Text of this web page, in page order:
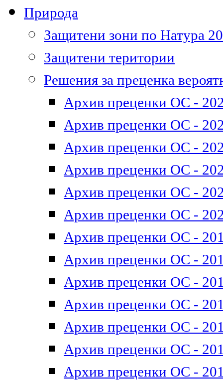
Природа
Защитени зони по Натура
Защитени територии
Решения за преценка
Архив преценки ОС -
Архив преценки ОС -
Архив преценки ОС -
Архив преценки ОС -
Архив преценки ОС -
Архив преценки ОС -
Архив преценки ОС -
Архив преценки ОС -
Архив преценки ОС -
Архив преценки ОС -
Архив преценки ОС -
Архив преценки ОС -
Архив преценки ОС -